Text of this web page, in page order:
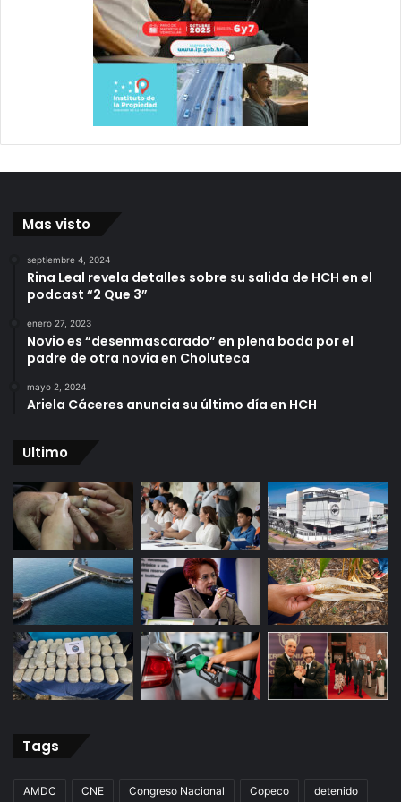
Mas visto
septiembre 4, 2024
Rina Leal revela detalles sobre su salida de HCH en el
podcast “2 Que 3”
enero 27, 2023
Novio es “desenmascarado” en plena boda por el
padre de otra novia en Choluteca
mayo 2, 2024
Ariela Cáceres anuncia su último día en HCH
Ultimo
Tags
AMDC CNE Congreso Nacional Copeco detenido